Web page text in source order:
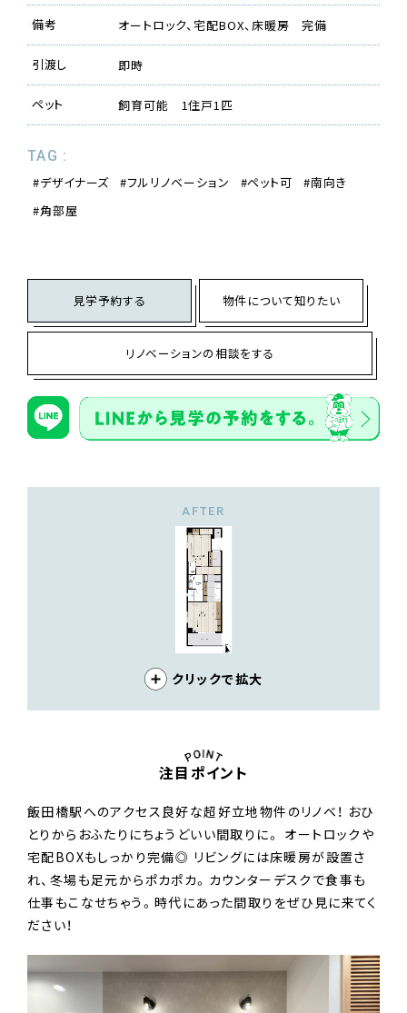
備考 オートロック、宅配BOX、床暖房 完備
引渡し 即時
ペット 飼育可能 1住戸1匹
TAG :
デザイナーズ
フルリノベーション ペット可
南向き
角部屋
見学予約する 物件について知りたい
リノベーションの相談をする
AFTER
クリックで拡大
注目ポイント
飯田橋駅へのアクセス良好な超好立地物件のリノベ！ おひ
とりからおふたりにちょうどいい間取りに。 オートロックや
宅配BOXもしっかり完備◎ リビングには床暖房が設置さ
れ、冬場も足元からポカポカ。カウンターデスクで食事も
仕事もこなせちゃう。時代にあった間取りをぜひ見に来てく
ださい！